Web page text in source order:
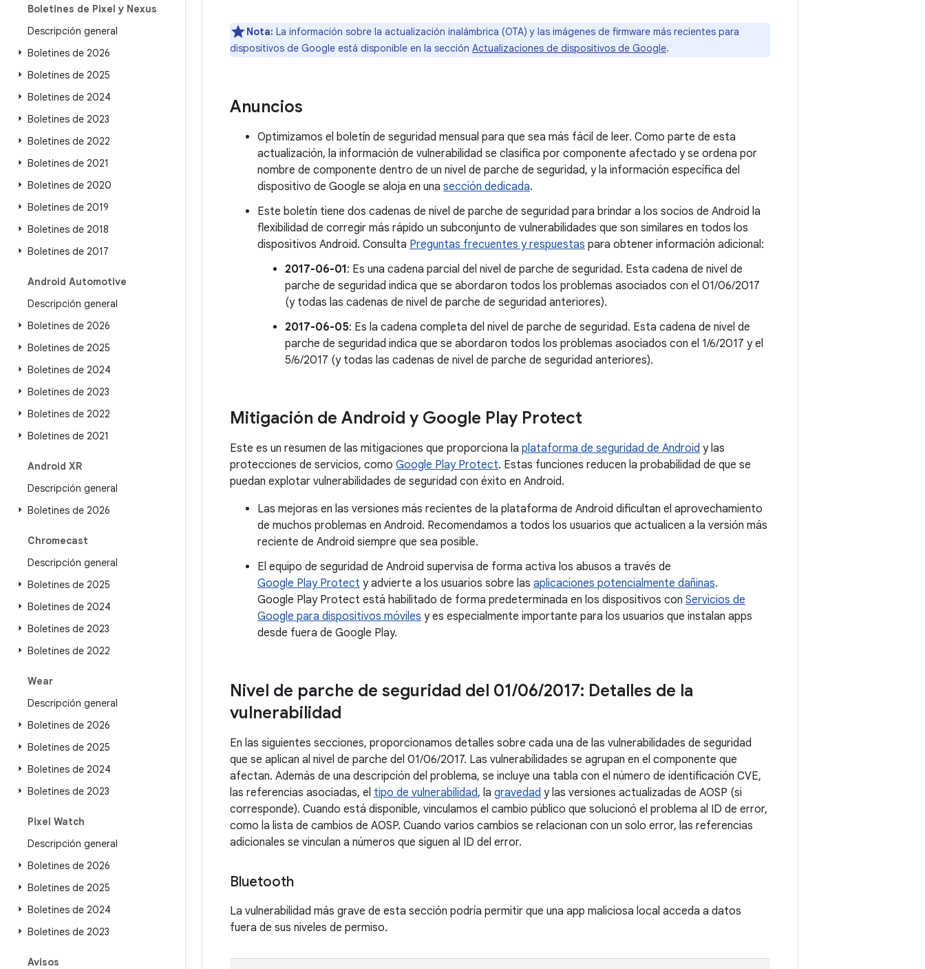
Boletines de Pixel y Nexus
Descripción general
Boletines de 2026
Boletines de 2025
Boletines de 2024
Boletines de 2023
Boletines de 2022
Boletines de 2021
Boletines de 2020
Boletines de 2019
Boletines de 2018
Boletines de 2017
Android Automotive
Descripción general
Boletines de 2026
Boletines de 2025
Boletines de 2024
Boletines de 2023
Boletines de 2022
Boletines de 2021
Android XR
Descripción general
Boletines de 2026
Chromecast
Descripción general
Boletines de 2025
Boletines de 2024
Boletines de 2023
Boletines de 2022
Wear
Descripción general
Boletines de 2026
Boletines de 2025
Boletines de 2024
Boletines de 2023
Pixel Watch
Descripción general
Boletines de 2026
Boletines de 2025
Boletines de 2024
Boletines de 2023
Avisos
Nota: La información sobre la actualización inalámbrica (OTA) y las imágenes de firmware más recientes para
dispositivos de Google está disponible en la sección Actualizaciones de dispositivos de Google.
Anuncios
Optimizamos el boletín de seguridad mensual para que sea más fácil de leer. Como parte de esta
actualización, la información de vulnerabilidad se clasifica por componente afectado y se ordena por
nombre de componente dentro de un nivel de parche de seguridad, y la información específica del
dispositivo de Google se aloja en una sección dedicada.
Este boletín tiene dos cadenas de nivel de parche de seguridad para brindar a los socios de Android la
flexibilidad de corregir más rápido un subconjunto de vulnerabilidades que son similares en todos los
dispositivos Android. Consulta Preguntas frecuentes y respuestas para obtener información adicional:
2017-06-01: Es una cadena parcial del nivel de parche de seguridad. Esta cadena de nivel de
parche de seguridad indica que se abordaron todos los problemas asociados con el 01/06/2017
(y todas las cadenas de nivel de parche de seguridad anteriores).
2017-06-05: Es la cadena completa del nivel de parche de seguridad. Esta cadena de nivel de
parche de seguridad indica que se abordaron todos los problemas asociados con el 1/6/2017 y el
5/6/2017 (y todas las cadenas de nivel de parche de seguridad anteriores).
Mitigación de Android y Google Play Protect
Este es un resumen de las mitigaciones que proporciona la plataforma de seguridad de Android y las
protecciones de servicios, como Google Play Protect. Estas funciones reducen la probabilidad de que se
puedan explotar vulnerabilidades de seguridad con éxito en Android.
Las mejoras en las versiones más recientes de la plataforma de Android dificultan el aprovechamiento
de muchos problemas en Android. Recomendamos a todos los usuarios que actualicen a la versión más
reciente de Android siempre que sea posible.
El equipo de seguridad de Android supervisa de forma activa los abusos a través de
Google Play Protect y advierte a los usuarios sobre las aplicaciones potencialmente dañinas.
Google Play Protect está habilitado de forma predeterminada en los dispositivos con Servicios de
Google para dispositivos móviles y es especialmente importante para los usuarios que instalan apps
desde fuera de Google Play.
Nivel de parche de seguridad del 01/06/2017: Detalles de la
vulnerabilidad
En las siguientes secciones, proporcionamos detalles sobre cada una de las vulnerabilidades de seguridad
que se aplican al nivel de parche del 01/06/2017. Las vulnerabilidades se agrupan en el componente que
afectan. Además de una descripción del problema, se incluye una tabla con el número de identificación CVE,
las referencias asociadas, el tipo de vulnerabilidad, la gravedad y las versiones actualizadas de AOSP (si
corresponde). Cuando está disponible, vinculamos el cambio público que solucionó el problema al ID de error,
como la lista de cambios de AOSP. Cuando varios cambios se relacionan con un solo error, las referencias
adicionales se vinculan a números que siguen al ID del error.
Bluetooth
La vulnerabilidad más grave de esta sección podría permitir que una app maliciosa local acceda a datos
fuera de sus niveles de permiso.